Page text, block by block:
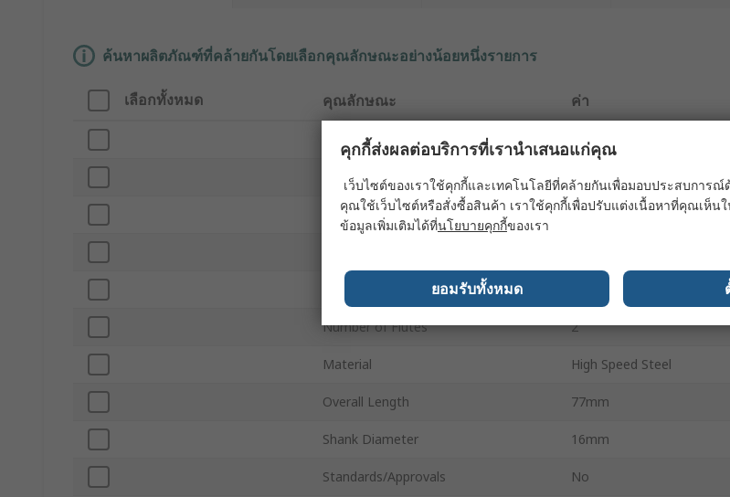
ค้นหาผลิตภัณฑ์ที่คล้ายกันโดยเลือกคุณลักษณะอย่างน้อยหนึ่งรายการ
เลือกทั้งหมด คุณลักษณะ ค่า
RS PRO
Shank Type Screwed
Product Type Slot Drill
Number of Flutes 2
Material High Speed Steel
Overall Length 77mm
Shank Diameter 16mm
Standards/Approvals No
คุกกี้ส่งผลต่อบริการที่เรานำเสนอแก่คุณ
เว็บไซต์ของเราใช้คุกกี้และเทคโนโลยีที่คล้ายกันเพื่อมอบประสบการ
คุณใช้เว็บไซต์หรือสั่งซื้อสินค้า เราใช้คุกกี้เพื่อปรับแต่งเนื้อหาที่คุณเห็
ข้อมูลเพิ่มเติมได้ที่นโยบายคุกกี้ของเรา
ยอมรับทั้งหมด